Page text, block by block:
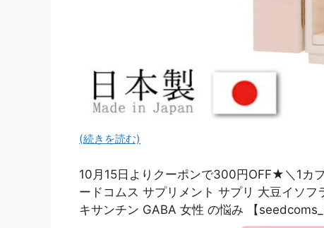
(続きを読む)
10月15日よりクーポンで300円OFF★＼1カ
ードコムス サプリメント サプリ 大豆イソ
キサンチン GABA 女性 の悩み 【